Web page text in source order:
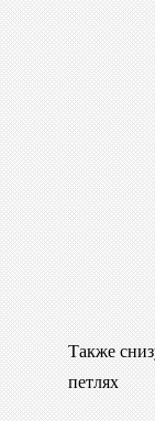
Также
петлях